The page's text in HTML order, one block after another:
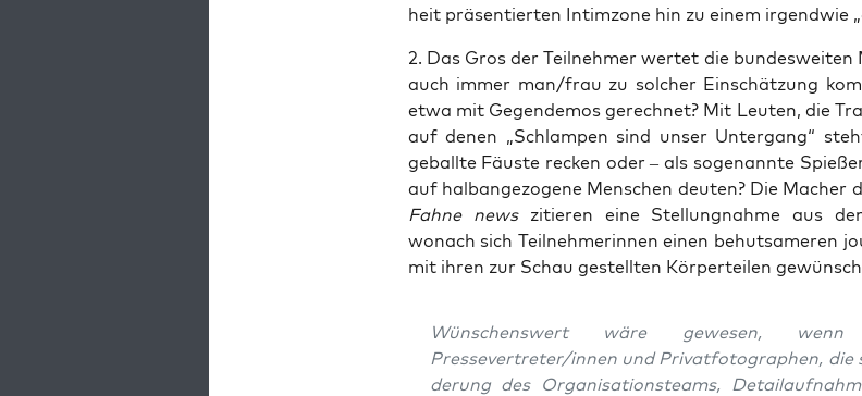
heit prä­sen­tier­ten Intim­zo­ne hin zu einem irgend­wie
2. Das Gros der Teil­neh­mer wer­tet die bun­des­wei­ten
auch immer man/frau zu sol­cher Ein­schät­zung
etwa mit Gegen­de­mos gerech­net? Mit Leu­ten, die
auf denen „Schlam­pen sind unser Unter­gang“
geball­te Fäus­te recken oder – als soge­nann­te
auf halb­an­ge­zo­ge­ne Men­schen deu­ten? Die Macher
Fah­ne newszitie­ren eine Stel­lung­nah­me aus
wonach sich Teil­neh­me­rin­nen einen behut­sa­me­ren
mit ihren zur Schau gestell­ten Kör­per­tei­len
Wün­schens­wert wäre gewe­sen,
Pressevertreter/innen und Pri­vat­fo­to­gra­phen,
de­rung des Orga­ni­sa­ti­ons­teams,